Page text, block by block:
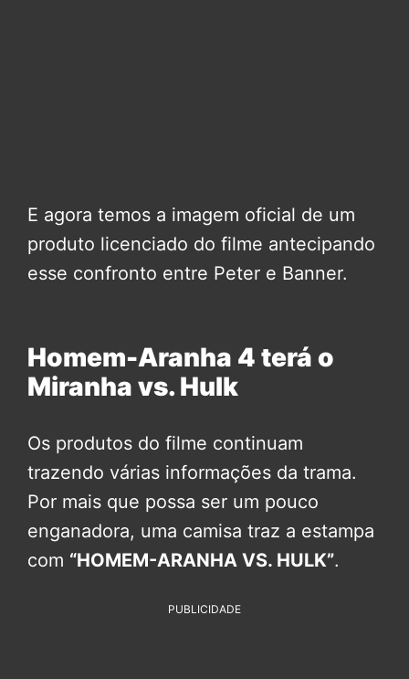
E agora temos a imagem oficial de um
produto licenciado do filme antecipando
esse confronto entre Peter e Banner.
Homem-Aranha 4 terá o
Miranha vs. Hulk
Os produtos do filme continuam
trazendo várias informações da trama.
Por mais que possa ser um pouco
enganadora, uma camisa traz a estampa
com “HOMEM-ARANHA VS. HULK”.
PUBLICIDADE